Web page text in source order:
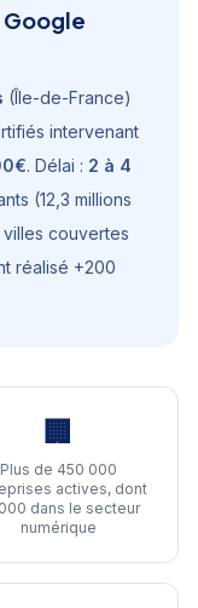
Google
(Île-de-France)
intervenant
. Délai : 2 à 4
(12,3 millions
villes couvertes
réalisé +200
🏢
Plus de 450 000
actives, dont
dans le secteur
numérique